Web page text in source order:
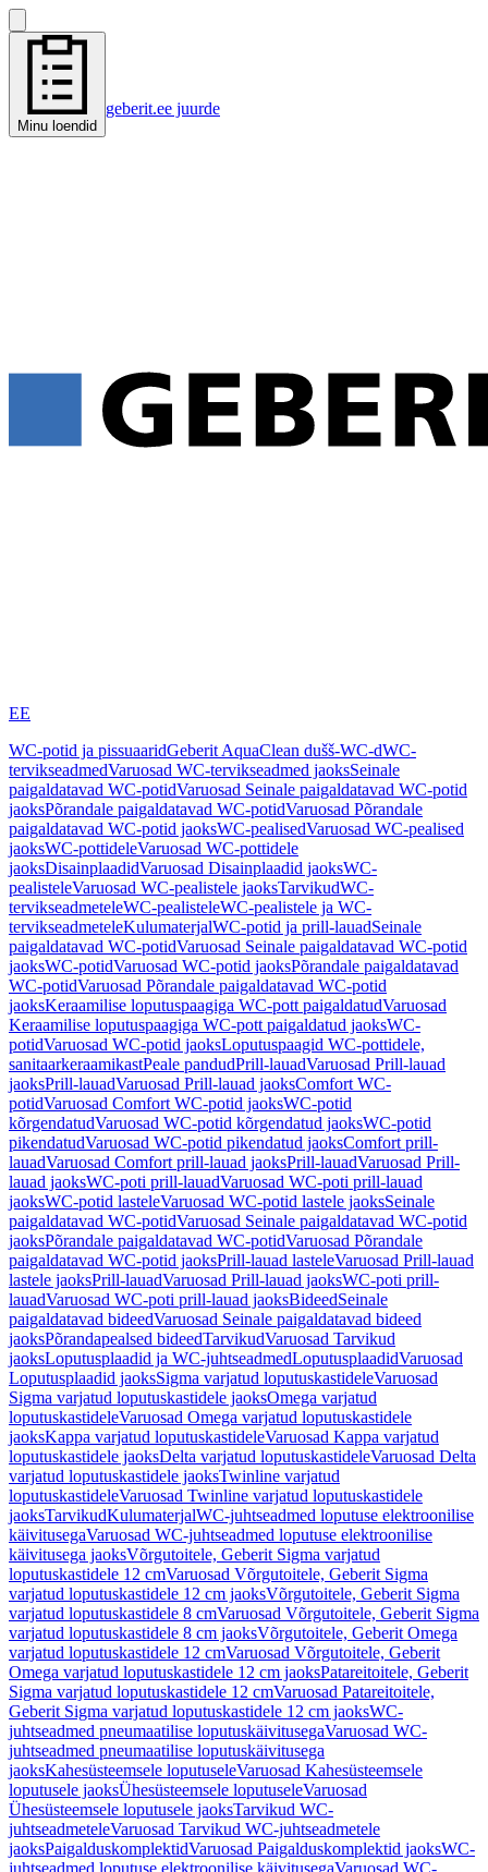
Minu loendid
geberit.ee juurde
EE
WC-potid ja pissuaaridGeberit AquaClean dušš-WC-dWC-
tervikseadmedVaruosad WC-tervikseadmed jaoksSeinale
paigaldatavad WC-potidVaruosad Seinale paigaldatavad WC-potid
jaoksPõrandale paigaldatavad WC-potidVaruosad Põrandale
paigaldatavad WC-potid jaoksWC-pealisedVaruosad WC-pealised
jaoksWC-pottideleVaruosad WC-pottidele
jaoksDisainplaadidVaruosad Disainplaadid jaoksWC-
pealisteleVaruosad WC-pealistele jaoksTarvikudWC-
tervikseadmeteleWC-pealisteleWC-pealistele ja WC-
tervikseadmeteleKulumaterjalWC-potid ja prill-lauadSeinale
paigaldatavad WC-potidVaruosad Seinale paigaldatavad WC-potid
jaoksWC-potidVaruosad WC-potid jaoksPõrandale paigaldatavad
WC-potidVaruosad Põrandale paigaldatavad WC-potid
jaoksKeraamilise loputuspaagiga WC-pott paigaldatudVaruosad
Keraamilise loputuspaagiga WC-pott paigaldatud jaoksWC-
potidVaruosad WC-potid jaoksLoputuspaagid WC-pottidele,
sanitaarkeraamikastPeale pandudPrill-lauadVaruosad Prill-lauad
jaoksPrill-lauadVaruosad Prill-lauad jaoksComfort WC-
potidVaruosad Comfort WC-potid jaoksWC-potid
kõrgendatudVaruosad WC-potid kõrgendatud jaoksWC-potid
pikendatudVaruosad WC-potid pikendatud jaoksComfort prill-
lauadVaruosad Comfort prill-lauad jaoksPrill-lauadVaruosad Prill-
lauad jaoksWC-poti prill-lauadVaruosad WC-poti prill-lauad
jaoksWC-potid lasteleVaruosad WC-potid lastele jaoksSeinale
paigaldatavad WC-potidVaruosad Seinale paigaldatavad WC-potid
jaoksPõrandale paigaldatavad WC-potidVaruosad Põrandale
paigaldatavad WC-potid jaoksPrill-lauad lasteleVaruosad Prill-lauad
lastele jaoksPrill-lauadVaruosad Prill-lauad jaoksWC-poti prill-
lauadVaruosad WC-poti prill-lauad jaoksBideedSeinale
paigaldatavad bideedVaruosad Seinale paigaldatavad bideed
jaoksPõrandapealsed bideedTarvikudVaruosad Tarvikud
jaoksLoputusplaadid ja WC-juhtseadmedLoputusplaadidVaruosad
Loputusplaadid jaoksSigma varjatud loputuskastideleVaruosad
Sigma varjatud loputuskastidele jaoksOmega varjatud
loputuskastideleVaruosad Omega varjatud loputuskastidele
jaoksKappa varjatud loputuskastideleVaruosad Kappa varjatud
loputuskastidele jaoksDelta varjatud loputuskastideleVaruosad Delta
varjatud loputuskastidele jaoksTwinline varjatud
loputuskastideleVaruosad Twinline varjatud loputuskastidele
jaoksTarvikudKulumaterjalWC-juhtseadmed loputuse elektroonilise
käivitusegaVaruosad WC-juhtseadmed loputuse elektroonilise
käivitusega jaoksVõrgutoitele, Geberit Sigma varjatud
loputuskastidele 12 cmVaruosad Võrgutoitele, Geberit Sigma
varjatud loputuskastidele 12 cm jaoksVõrgutoitele, Geberit Sigma
varjatud loputuskastidele 8 cmVaruosad Võrgutoitele, Geberit Sigma
varjatud loputuskastidele 8 cm jaoksVõrgutoitele, Geberit Omega
varjatud loputuskastidele 12 cmVaruosad Võrgutoitele, Geberit
Omega varjatud loputuskastidele 12 cm jaoksPatareitoitele, Geberit
Sigma varjatud loputuskastidele 12 cmVaruosad Patareitoitele,
Geberit Sigma varjatud loputuskastidele 12 cm jaoksWC-
juhtseadmed pneumaatilise loputuskäivitusegaVaruosad WC-
juhtseadmed pneumaatilise loputuskäivitusega
jaoksKahesüsteemsele loputuseleVaruosad Kahesüsteemsele
loputusele jaoksÜhesüsteemsele loputuseleVaruosad
Ühesüsteemsele loputusele jaoksTarvikud WC-
juhtseadmeteleVaruosad Tarvikud WC-juhtseadmetele
jaoksPaigalduskomplektidVaruosad Paigalduskomplektid jaoksWC-
juhtseadmed loputuse elektroonilise käivitusegaVaruosad WC-